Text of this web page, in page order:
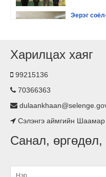
Эерэг
Хүүхдийн
Туршлага
Харилцах хаяг
99215136
70366363
Сэлэнгэ аймгийн
Санал, өргөдөл,